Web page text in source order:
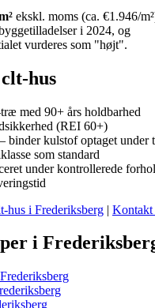
ekskl. moms (ca. €1.946/
i 2024, og
vurderes som "højt".
hus
med 90+ års holdbarhed
(REI 60+)
kulstof optaget under
som standard
under kontrollerede
hus i Frederiksberg | Kontakt
i